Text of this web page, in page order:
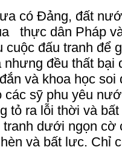
có Đảng, đất
thực dân Pháp
đấu tranh để
nhưng đều thất bại
và khoa học
các sỹ phu yêu
tỏ ra lỗi thời và
dưới ngọn cờ
và bất lực. Chỉ